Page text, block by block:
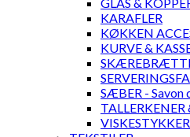
KARAFLER
KØKKEN
KURVE &
SÆBER - Savon
TALLERKENER
VISKESTYKKER